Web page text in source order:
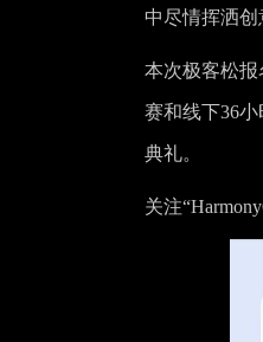
中尽情挥洒创
本次极客松报
赛和线下36
典礼。
关注